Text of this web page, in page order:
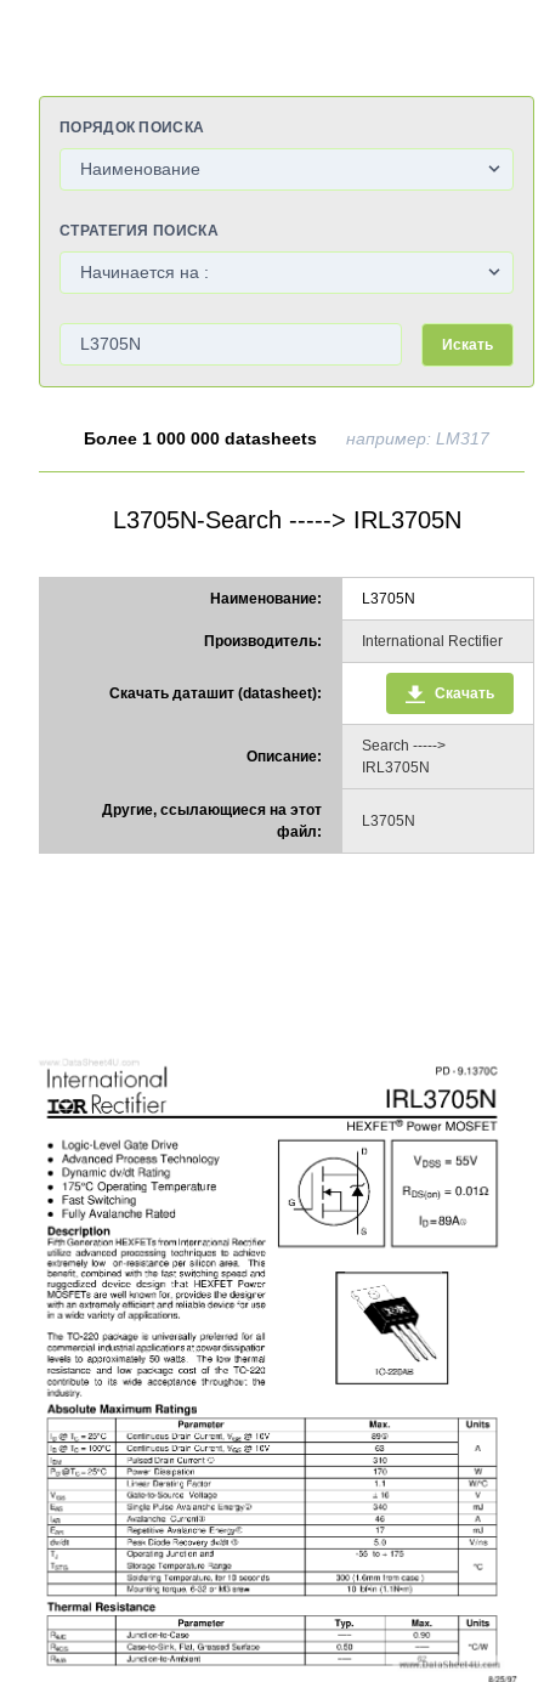
ПОРЯДОК ПОИСКА
СТРАТЕГИЯ ПОИСКА
Искать
Более 1 000 000 datasheets например: LM317
L3705N-Search -----> IRL3705N
Наименование: L3705N
Производитель: International Rectifier
Скачать даташит (datasheet): Скачать
Описание:
Search ----->
IRL3705N
Другие, ссылающиеся на этот
файл:
L3705N